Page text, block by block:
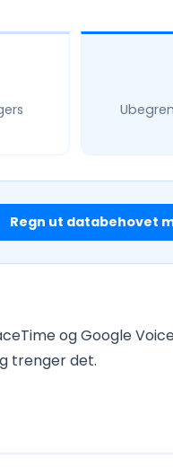
Regn ut databehovet
og Google
trenger det.